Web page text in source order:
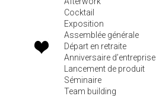
Cocktail
Exposition
Assemblée générale
Départ en retraite
Anniversaire d’entreprise
Lancement de produit
Séminaire
Team building